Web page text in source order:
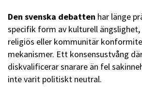
Den svenska debatten har länge
specifik form av kulturell
religiös eller kommunitär
mekanismer. Ett konsensustvång
diskvalificerar snarare än fel
inte varit politiskt neutral.